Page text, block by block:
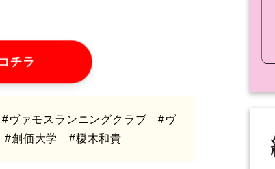
チラ
ヴァモスランニングクラブ #ヴ
価大学 #榎木和貴